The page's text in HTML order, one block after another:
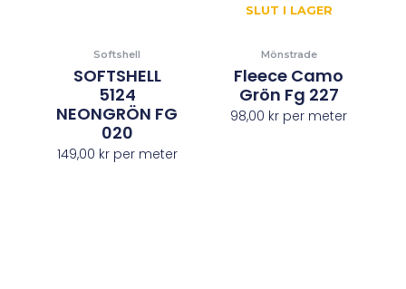
Softshell
SOFTSHELL
5124
NEONGRÖN FG
020
149,00 krper meter
SLUT I LAGER
Mönstrade
Fleece Camo
Grön Fg 227
98,00 kr per meter